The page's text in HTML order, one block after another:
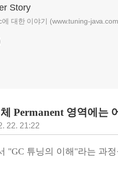
Story
대한 이야기 (www.tuning-
Permanent 영역에는
22. 21:22
"GC 튜닝의 이해"라는 과